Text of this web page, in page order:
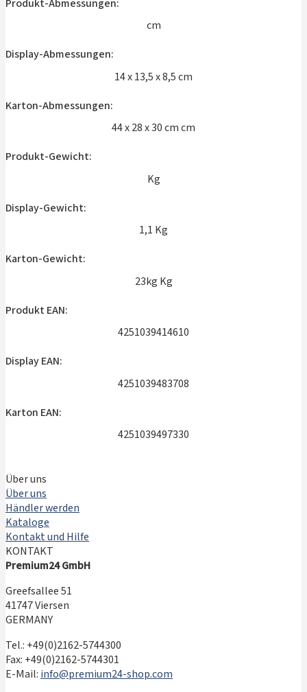
Produkt-Abmessungen:
cm
Display-Abmessungen:
14 x 13,5 x 8,5 cm
Karton-Abmessungen:
44 x 28 x 30 cm cm
Produkt-Gewicht:
Kg
Display-Gewicht:
1,1 Kg
Karton-Gewicht:
23kg Kg
Produkt EAN:
4251039414610
Display EAN:
4251039483708
Karton EAN:
4251039497330
Über uns
Über uns
Händler werden
Kataloge
Kontakt und Hilfe
KONTAKT
Premium24 GmbH
Greefsallee 51
41747 Viersen
GERMANY
Tel.: +49(0)2162-5744300
Fax: +49(0)2162-5744301
E-Mail:info@premium24-shop.com